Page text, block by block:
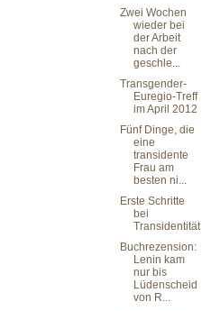
Zwei Wochen
wieder bei
der Arbeit
nach der
geschle...
Transgender-
Euregio-Treff
im April 2012
Fünf Dinge, die
eine
transidente
Frau am
besten ni...
Erste Schritte
bei
Transidentität
Buchrezension:
Lenin kam
nur bis
Lüdenscheid
von R...